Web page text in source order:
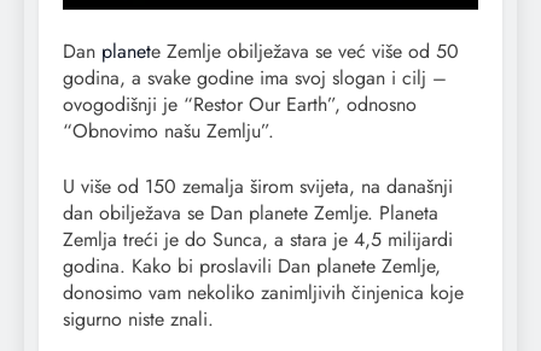
Dan planete Zemlje obilježava se već više od 50
godina, a svake godine ima svoj slogan i cilj –
ovogodišnji je “Restor Our Earth”, odnosno
“Obnovimo našu Zemlju”.
U više od 150 zemalja širom svijeta, na današnji
dan obilježava se Dan planete Zemlje. Planeta
Zemlja treći je do Sunca, a stara je 4,5 milijardi
godina. Kako bi proslavili Dan planete Zemlje,
donosimo vam nekoliko zanimljivih činjenica koje
sigurno niste znali.